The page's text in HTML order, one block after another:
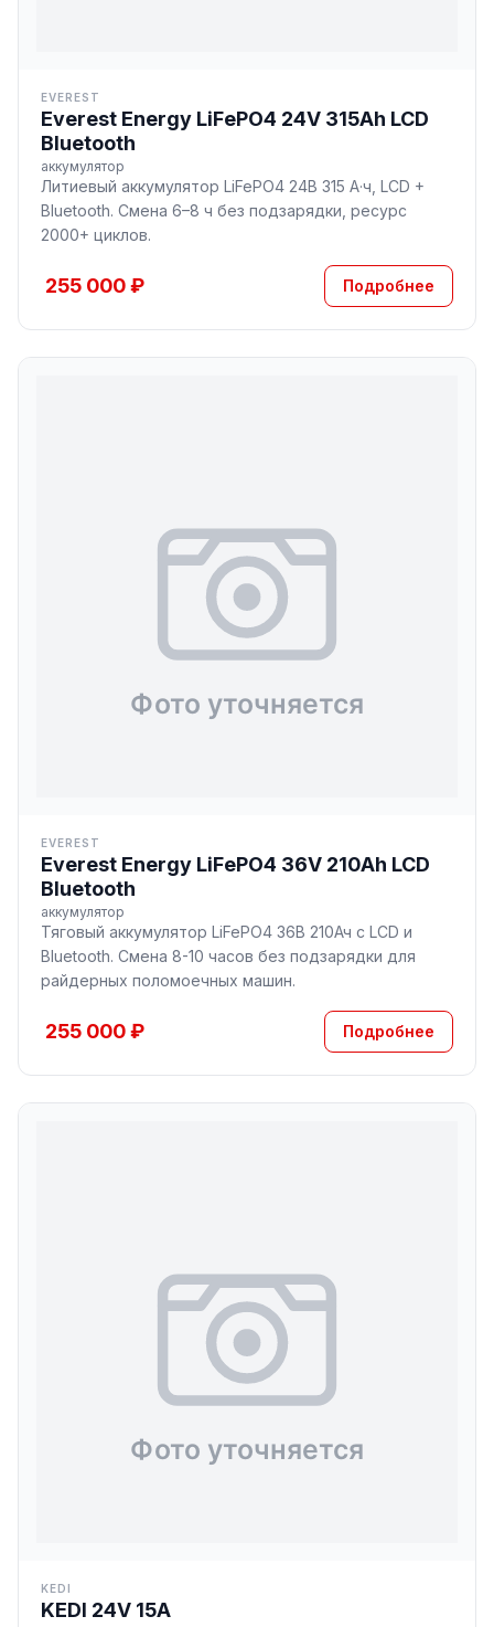
EVEREST
Everest Energy LiFePO4 24V 315Ah LCD
Bluetooth
аккумулятор
Литиевый аккумулятор LiFePO4 24В 315 А·ч, LCD +
Bluetooth. Смена 6–8 ч без подзарядки, ресурс
2000+ циклов.
255 000 ₽ Подробнее
EVEREST
Everest Energy LiFePO4 36V 210Ah LCD
Bluetooth
аккумулятор
Тяговый аккумулятор LiFePO4 36В 210Ач с LCD и
Bluetooth. Смена 8-10 часов без подзарядки для
райдерных поломоечных машин.
255 000 ₽ Подробнее
KEDI
KEDI 24V 15A